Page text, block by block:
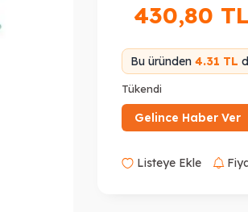
430,80 TL
Bu üründen4.31 TL
Tükendi
Gelince Haber Ver
Listeye Ekle